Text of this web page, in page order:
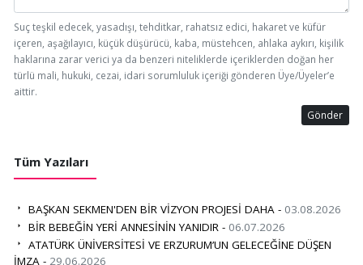
Suç teşkil edecek, yasadışı, tehditkar, rahatsız edici, hakaret ve küfür
içeren, aşağılayıcı, küçük düşürücü, kaba, müstehcen, ahlaka aykırı, kişilik
haklarına zarar verici ya da benzeri niteliklerde içeriklerden doğan her
türlü mali, hukuki, cezai, idari sorumluluk içeriği gönderen Üye/Üyeler’e
aittir.
Gönder
Tüm Yazıları
BAŞKAN SEKMEN'DEN BİR VİZYON PROJESİ DAHA - 03.08.2026
BİR BEBEĞİN YERİ ANNESİNİN YANIDIR - 06.07.2026
ATATÜRK ÜNİVERSİTESİ VE ERZURUM’UN GELECEĞİNE DÜŞEN
İMZA - 29.06.2026